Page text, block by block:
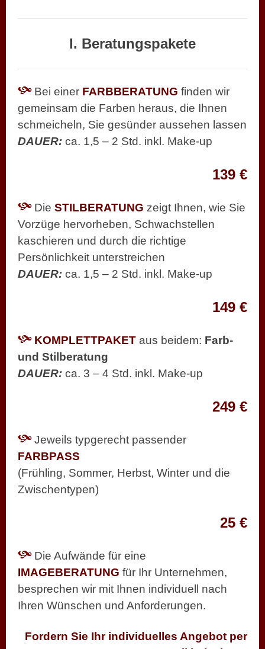
I. Beratungspakete
Bei einer FARBBERATUNG finden wir
gemeinsam die Farben heraus, die Ihnen
schmeicheln, Sie gesünder aussehen lassen
DAUER: ca. 1,5 – 2 Std. inkl. Make-up
139 €
DieSTILBERATUNG zeigt Ihnen, wie Sie
Vorzüge hervorheben, Schwachstellen
kaschieren und durch die richtige
Persönlichkeit unterstreichen
DAUER: ca. 1,5 – 2 Std. inkl. Make-up
149 €
KOMPLETTPAKET aus beidem: Farb-
und Stilberatung
DAUER: ca. 3 – 4 Std. inkl. Make-up
249 €
Jeweils typgerecht passender
FARBPASS
(Frühling, Sommer, Herbst, Winter und die
Zwischentypen)
25 €
Die Aufwände für eine
IMAGEBERATUNG für Ihr Unternehmen,
besprechen wir mit Ihnen individuell nach
Ihren Wünschen und Anforderungen.
Fordern Sie Ihr individuelles Angebot per